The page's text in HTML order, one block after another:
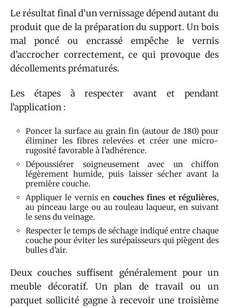
Le résultat final d’un vernissage dépend autant du
produit que de la préparation du support. Un bois
mal poncé ou encrassé empêche le vernis
d’accrocher correctement, ce qui provoque des
décollements prématurés.
Les étapes à respecter avant et pendant
l’application :
Poncer la surface au grain fin (autour de 180) pour
éliminer les fibres relevées et créer une micro-
rugosité favorable à l’adhérence.
Dépoussiérer soigneusement avec un chiffon
légèrement humide, puis laisser sécher avant la
première couche.
Appliquer le vernis en couches fines et régulières,
au pinceau large ou au rouleau laqueur, en suivant
le sens du veinage.
Respecter le temps de séchage indiqué entre chaque
couche pour éviter les surépaisseurs qui piègent des
bulles d’air.
Deux couches suffisent généralement pour un
meuble décoratif. Un plan de travail ou un
parquet sollicité gagne à recevoir une troisième